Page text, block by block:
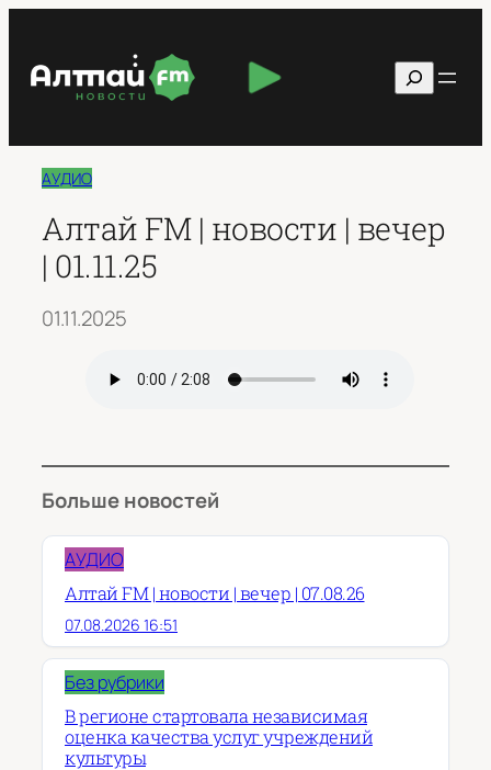
содержимому
Поиск
АУДИО
Алтай FM | новости | вечер
| 01.11.25
01.11.2025
Больше новостей
АУДИО
Алтай FM | новости | вечер | 07.08.26
07.08.2026 16:51
Без рубрики
В регионе стартовала независимая
оценка качества услуг учреждений
культуры